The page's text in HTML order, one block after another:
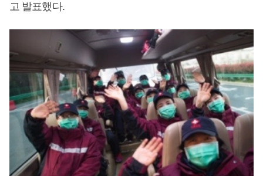
고 발표했다.